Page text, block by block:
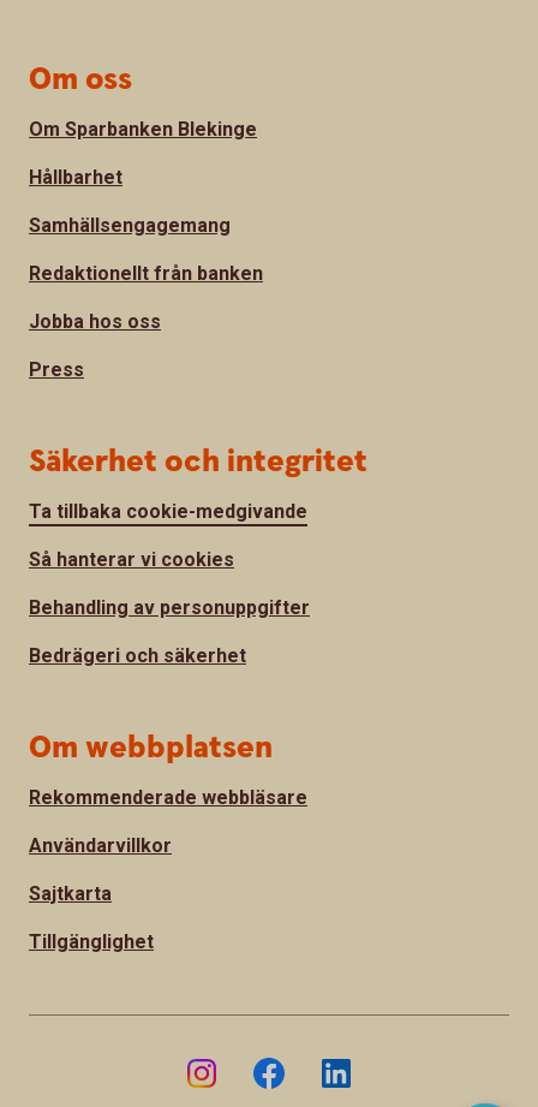
Om oss
Om Sparbanken Blekinge
Hållbarhet
Samhällsengagemang
Redaktionellt från banken
Jobba hos oss
Press
Säkerhet och integritet
Ta tillbaka cookie-medgivande
Så hanterar vi cookies
Behandling av personuppgifter
Bedrägeri och säkerhet
Om webbplatsen
Rekommenderade webbläsare
Användarvillkor
Sajtkarta
Tillgänglighet